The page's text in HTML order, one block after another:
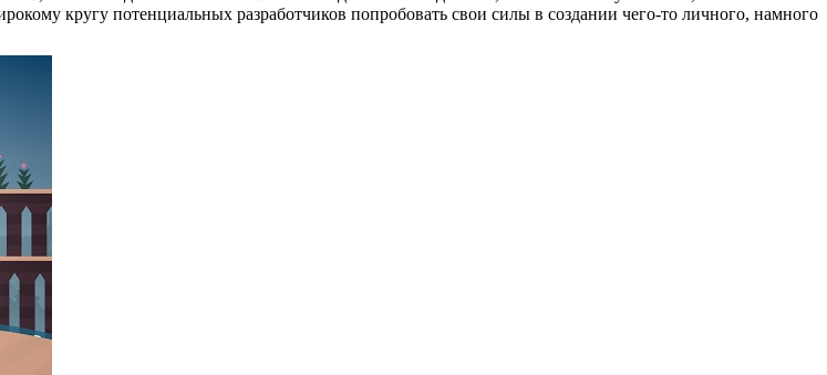
кругу потенциальных разработчиков попробовать свои силы в создании чего-то личного, намного